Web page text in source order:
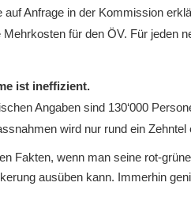
auf Anfrage in der Kommission
Mehrkosten für den ÖV. Für jeden
ist ineffizient.
Angaben sind 130‘000
wird nur rund ein Zehntel
Fakten, wenn man seine rot-
ausüben kann. Immerhin